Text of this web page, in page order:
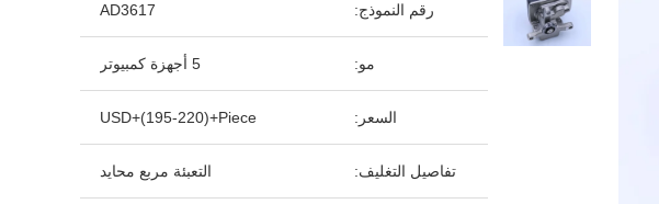
رقم النموذج: AD3617
مو: 5 أجهزة كمبيوتر
السعر: USD+(195-220)+Piece
تفاصيل التغليف: التعبئة مربع محايد